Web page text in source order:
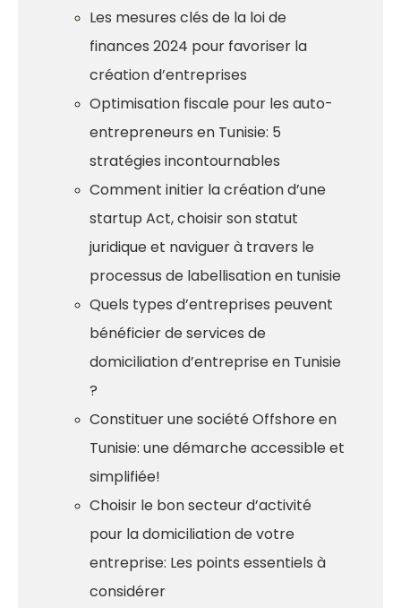
Les mesures clés de la loi de
finances 2024 pour favoriser la
création d’entreprises
Optimisation fiscale pour les auto-
entrepreneurs en Tunisie: 5
stratégies incontournables
Comment initier la création d’une
startup Act, choisir son statut
juridique et naviguer à travers le
processus de labellisation en tunisie
Quels types d’entreprises peuvent
bénéficier de services de
domiciliation d’entreprise en Tunisie
?
Constituer une société Offshore en
Tunisie: une démarche accessible et
simplifiée!
Choisir le bon secteur d’activité
pour la domiciliation de votre
entreprise: Les points essentiels à
considérer